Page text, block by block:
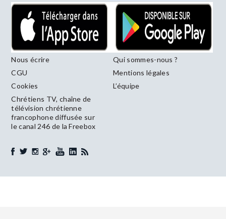
Nous écrire
Qui sommes-nous ?
CGU
Mentions légales
Cookies
L’équipe
Chrétiens TV, chaîne de
télévision chrétienne
francophone diffusée sur
le canal 246 de la Freebox